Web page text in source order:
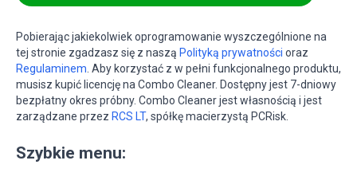
Pobierając jakiekolwiek oprogramowanie wyszczególnione na
tej stronie zgadzasz się z naszą Polityką prywatności oraz
Regulaminem . Aby korzystać z w pełni funkcjonalnego produktu,
musisz kupić licencję na Combo Cleaner. Dostępny jest 7-dniowy
bezpłatny okres próbny. Combo Cleaner jest własnością i jest
zarządzane przez RCS LT, spółkę macierzystą PCRisk.
Szybkie menu: